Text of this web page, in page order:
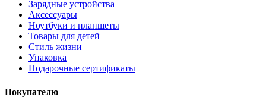
Зарядные устройства
Аксессуары
Ноутбуки и планшеты
Товары для детей
Стиль жизни
Упаковка
Подарочные сертификаты
Покупателю